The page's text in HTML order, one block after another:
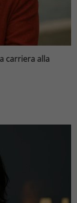
carriera alla